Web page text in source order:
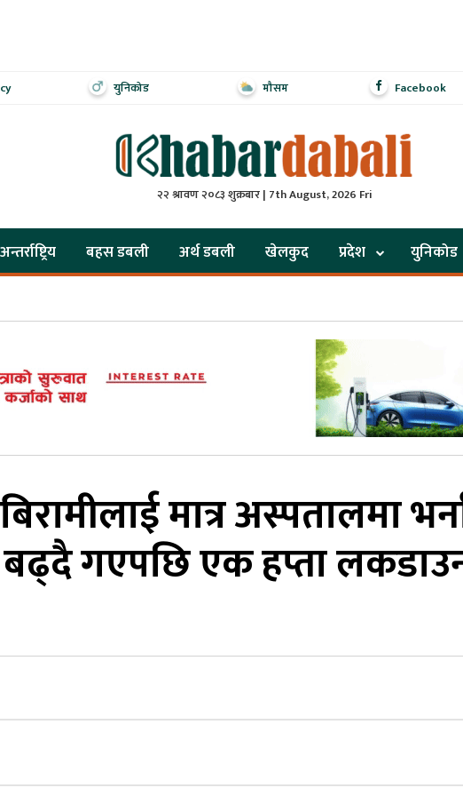
युनिकोड मौसम Facebook
२२ श्रावण २०८३ शुक्रबार | 7th August, 2026 Fri
अन्तर्राष्ट्रिय बहस डबली अर्थ डबली खेलकुद प्रदेश युनिकोड
मात्र अस्पतालमा
गएपछि एक हप्ता